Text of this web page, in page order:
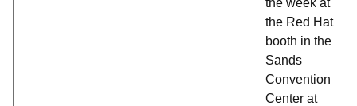
the week at
the Red Hat
booth in the
Sands
Convention
Center at